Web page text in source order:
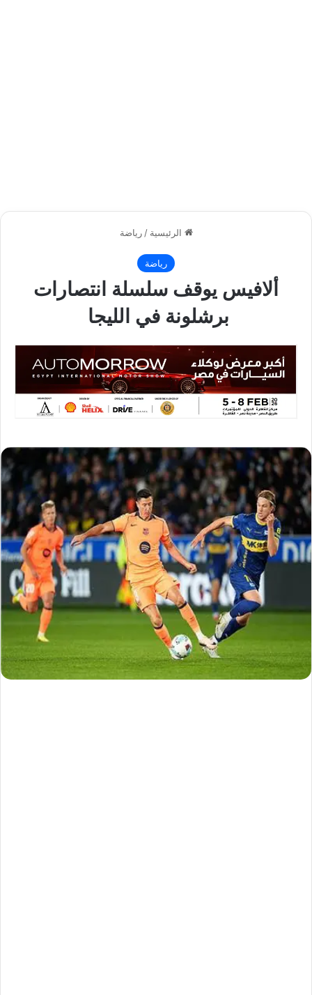
الرئيسية / رياضة
رياضة
ألافيس يوقف سلسلة انتصارات
برشلونة في الليجا